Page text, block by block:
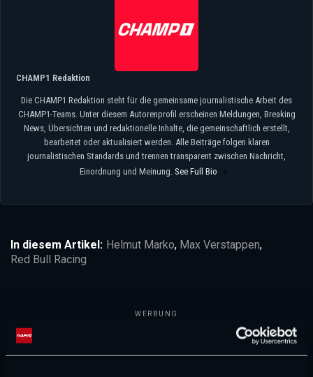
CHAMP1 Redaktion
Die CHAMP1 Redaktion steht für die gemeinsame journalistische Arbeit des
CHAMP1-Teams. Unter diesem Autorenprofil erscheinen Meldungen, Breaking
News, Übersichten und redaktionelle Inhalte, die gemeinschaftlich erstellt,
bearbeitet oder aktualisiert werden. Alle Beiträge folgen klaren
journalistischen Standards und trennen transparent zwischen Nachricht,
Einordnung und Meinung. See Full Bio
In diesem Artikel: Helmut Marko, Max Verstappen,
Red Bull Racing
WERBUNG